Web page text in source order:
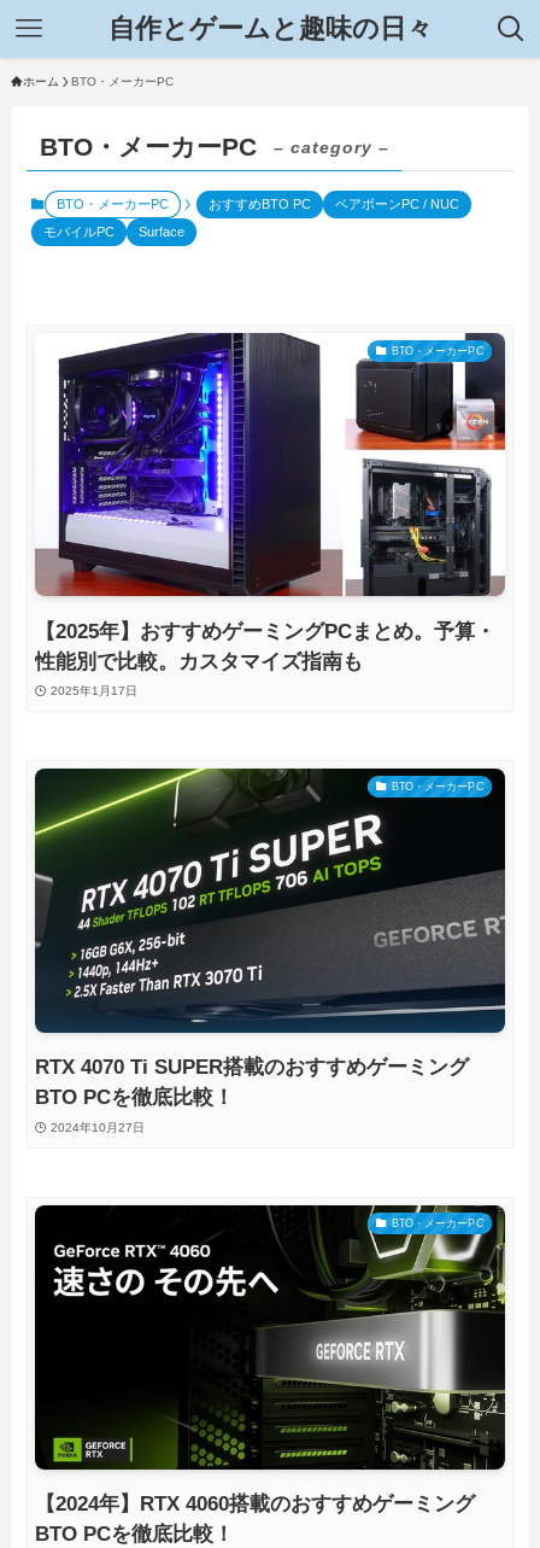
自作とゲームと趣味の日々
ホーム BTO・メーカーPC
BTO・メーカーPC – category –
BTO・メーカーPC おすすめBTO PC
ベアボーンPC / NUC
モバイルPC
Surface
BTO・メーカーPC
【2025年】おすすめゲーミングPCまとめ。予算・
性能別で比較。カスタマイズ指南も
2025年1月17日
BTO・メーカーPC
RTX 4070 Ti SUPER搭載のおすすめゲーミング
BTO PCを徹底比較！
2024年10月27日
BTO・メーカーPC
【2024年】RTX 4060搭載のおすすめゲーミング
BTO PCを徹底比較！